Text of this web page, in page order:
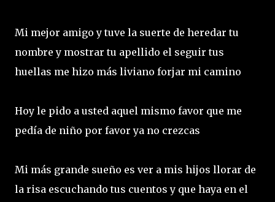
Mi mejor amigo y tuve la suerte de heredar tu
nombre y mostrar tu apellido el seguir tus
huellas me hizo más liviano forjar mi camino
Hoy le pido a usted aquel mismo favor que me
pedía de niño por favor ya no crezcas
Mi más grande sueño es ver a mis hijos llorar de
la risa escuchando tus cuentos y que haya en el